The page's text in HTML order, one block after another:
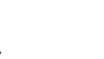
X5 (F15) 2014 - 2018
X6 (E71) 2010 - 2014
X6 (F16) 2015 - 2018